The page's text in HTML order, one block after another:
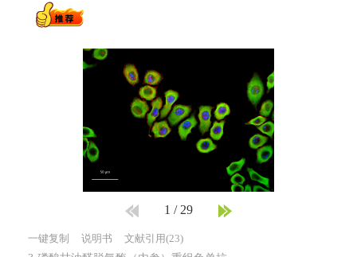
1 /29
一键复制 说明书 文献引用(23)